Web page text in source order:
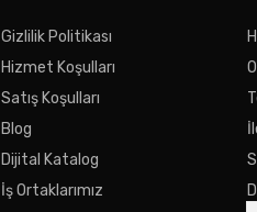
Gizlilik Politikası
Hizmet Koşulları
Satış Koşulları
Blog
Dijital Katalog
İş Ortaklarımız